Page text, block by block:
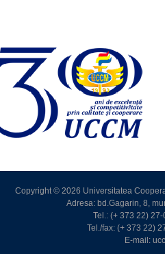
Copyright © 2026 Universitatea
Adresa: bd.Gagarin, 8,
Tel.: (+ 373 22)
Tel./fax: (+ 373 22)
E-mail: